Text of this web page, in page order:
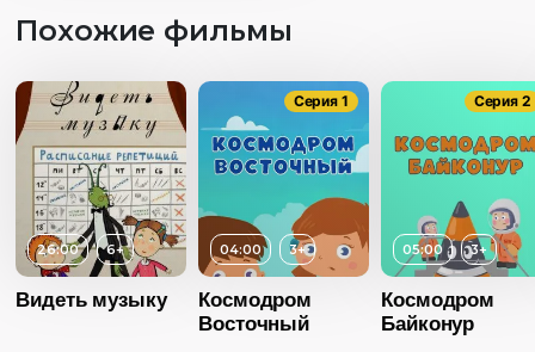
Похожие фильмы
26:00 6+
Видеть музыку
Серия 1
04:00 3+
Космодром
Восточный
Серия 2
05:00 3+
Космодром
Байконур